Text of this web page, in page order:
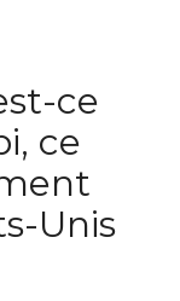
ce
ce
Unis